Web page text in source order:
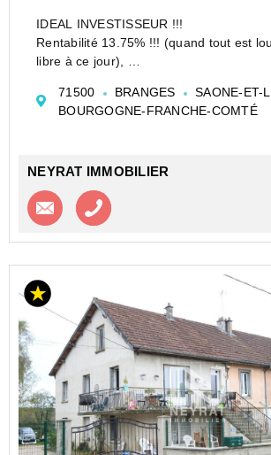
IDEAL INVESTISSEUR !!!
Rentabilité 13.75% !!! (quand tout est
libre à ce jour),
A 5/7mn du centre historique de
Immeuble ou bâtiment à usage
71500 BRANGES
SAONE-ET-
BOURGOGNE-FRANCHE-COMTÉ
NEYRAT IMMOBILIER
Contacter l'agence